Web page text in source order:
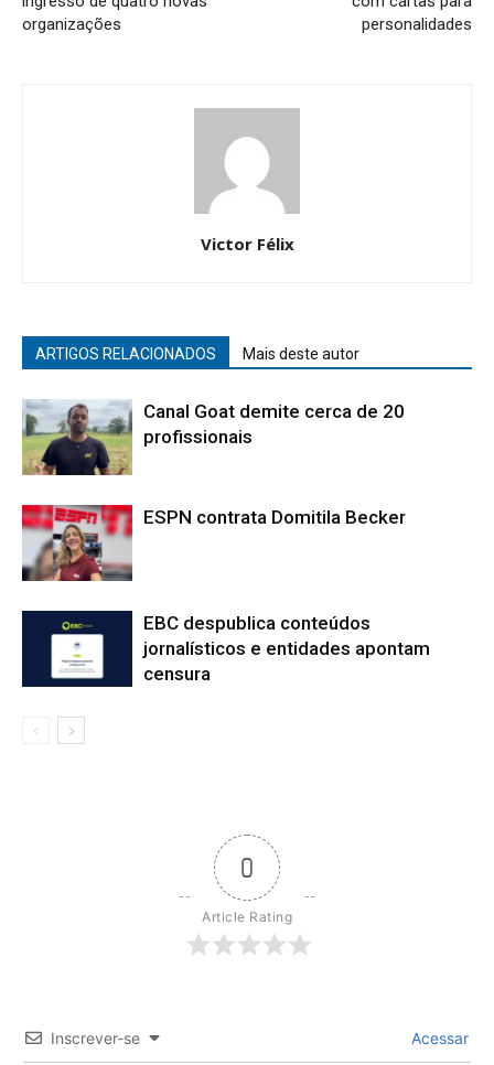
organizações
personalidades
Victor Félix
ARTIGOS RELACIONADOS Mais deste autor
Canal Goat demite cerca de 20
profissionais
ESPN contrata Domitila Becker
EBC despublica conteúdos
jornalísticos e entidades apontam
censura
0
Article Rating
Inscrever-se Acessar